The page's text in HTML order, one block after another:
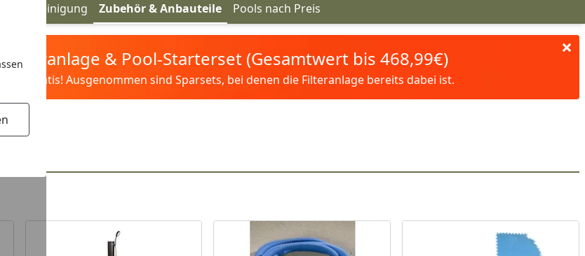
Poolreinigung Zubehör & Anbauteile Pools nach Preis
& Pool-Starterset (Gesamtwert bis 468,99€)
gratis! Ausgenommen sind Sparsets, bei denen die Filteranlage bereits dabei ist.